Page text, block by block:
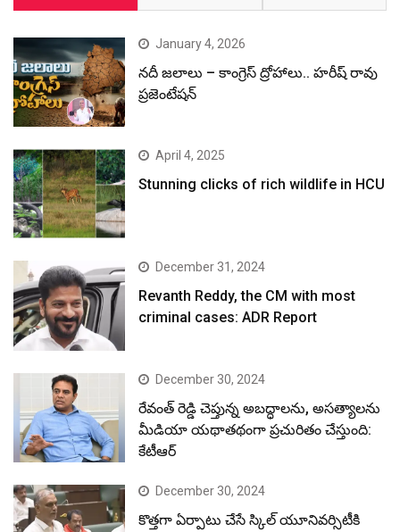
January 4, 2026
నదీ జలాలు – కాంగ్రెస్ ద్రోహాలు.. హరీష్ రావు
ప్రజెంటేషన్
April 4, 2025
Stunning clicks of rich wildlife in HCU
December 31, 2024
Revanth Reddy, the CM with most
criminal cases: ADR Report
December 30, 2024
రేవంత్ రెడ్డి చెప్తున్న అబద్ధాలను, అసత్యాలను
మీడియా యథాతథంగా ప్రచురితం చేస్తుంది:
కేటీఆర్
December 30, 2024
కొత్తగా ఏర్పాటు చేసే స్కిల్ యూనివర్సిటీకి